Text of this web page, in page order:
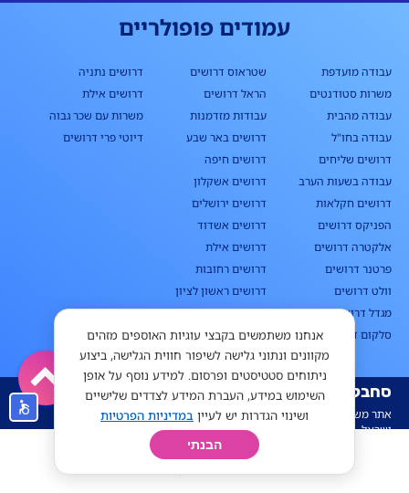
עמודים פופולריים
עבודה מועדפת
משרות סטודנטים
עבודה מהבית
עבודה בחו"ל
דרושים שליחים
עבודה בשעות הערב
דרושים חקלאות
הפניקס דרושים
אלקטרה דרושים
פרטנר דרושים
וולט דרושים
מגדל דרושים
סלקום דרושים
שטראוס דרושים
הראל דרושים
עבודות מזדמנות
דרושים באר שבע
דרושים חיפה
דרושים אשקלון
דרושים ירושלים
דרושים אשדוד
דרושים אילת
דרושים רחובות
דרושים ראשון לציון
דרושים בקריות
דרושים בדרום
דרושים נתניה
דרושים אילת
משרות עם שכר גבוה
דיוטי פרי דרושים
סחבק
אתר משרות הצעירים של
ישראל
אנחנו משתמשים בקבצי עוגיות האוספים מזהים
מקוונים ונתוני גלישה לשיפור חווית הגלישה, ביצוע
ניתוחים סטטיסטים ופרסום. למידע נוסף על אופן
השימוש במידע, העברת המידע לצדדים שלישיים
ושינוי הגדרות יש לעיין במדיניות הפרטיות
הבנתי